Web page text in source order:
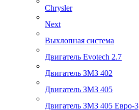
Chrysler
Next
Выхлопная система
Двигатель Evotech 2.7
Двигатель ЗМЗ 402
Двигатель ЗМЗ 405
Двигатель ЗМЗ 405 Евро-3